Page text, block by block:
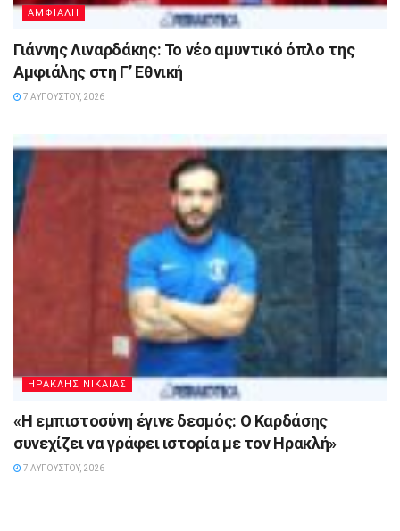
ΑΜΦΙΑΛΗ
Γιάννης Λιναρδάκης: Το νέο αμυντικό όπλο της
Αμφιάλης στη Γ’ Εθνική
7 ΑΥΓΟΎΣΤΟΥ, 2026
ΗΡΑΚΛΗΣ ΝΙΚΑΙΑΣ
«Η εμπιστοσύνη έγινε δεσμός: Ο Καρδάσης
συνεχίζει να γράφει ιστορία με τον Ηρακλή»
7 ΑΥΓΟΎΣΤΟΥ, 2026